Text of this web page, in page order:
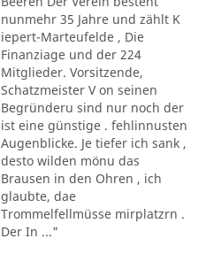
nunmehr 35 Jahre und zählt K
iepert-Marteufelde , Die
Finanziage und der 224
Mitglieder. Vorsitzende,
Schatzmeister V on seinen
Begründeru sind nur noch der
ist eine günstige . fehlinnusten
Augenblicke. Je tiefer ich sank ,
desto wilden mönu das
Brausen in den Ohren , ich
glaubte, dae
Trommelfellmüsse mirplatzrn .
Der In ..."